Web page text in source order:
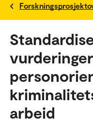
arbeid